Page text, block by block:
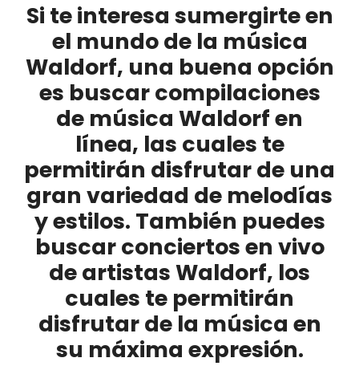
Si te interesa sumergirte en
el mundo de la música
Waldorf, una buena opción
es buscarcompilaciones
de música Waldorf en
línea, las cuales te
permitirán disfrutar de una
gran variedad de melodías
y estilos. También puedes
buscar conciertos en vivo
de artistas Waldorf, los
cuales te permitirán
disfrutar de la música en
su máxima expresión.